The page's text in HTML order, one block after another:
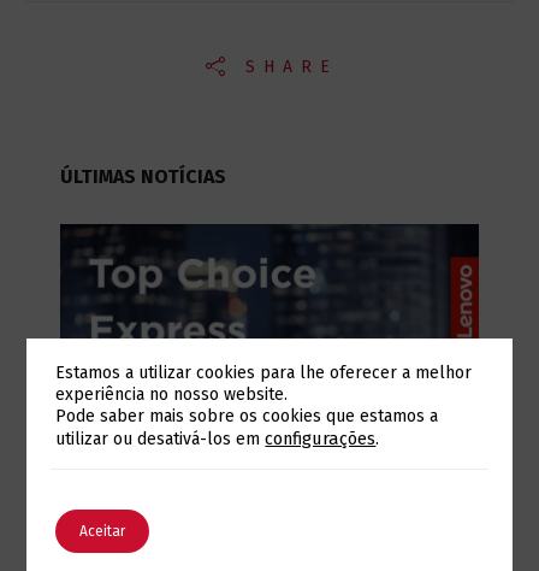
SHARE
ÚLTIMAS NOTÍCIAS
Lenovo Top Choice Express: certeza de
infraestrutura numa cadeia de
Alterar a Língua
Estamos a utilizar cookies para lhe oferecer a melhor
experiência no nosso website.
Pode saber mais sobre os cookies que estamos a
utilizar ou desativá-los emconfigurações.
Aceitar